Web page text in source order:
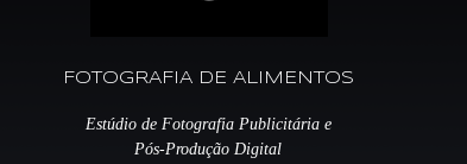
FOTOGRAFIA DE ALIMENTOS
Estúdio de Fotografia Publicitária e
Pós-Produção Digital